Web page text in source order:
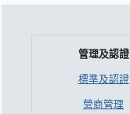
管理及認證
標準及認證
營商管理